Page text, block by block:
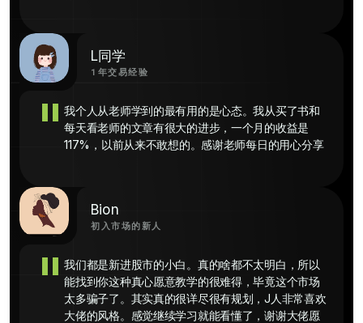
L同学
1年交易经验
"我个人从老师学到的最有用的是心态。我从买了书和
每天看老师的文章有很大的进步，一个月的收益是
117%，以前从来不敢想的。感谢老师每日的用心分享
Bion
初入市场的新人
"我们都是新进股市的小白。真的啥都不太明白，所以
能找到你这种真心愿意教学的很难得，毕竟这个市场
太多骗子了。其实真的很详尽很有规划，J人非常喜欢
大佬的风格。感觉继续学习就能看懂了，谢谢大佬愿